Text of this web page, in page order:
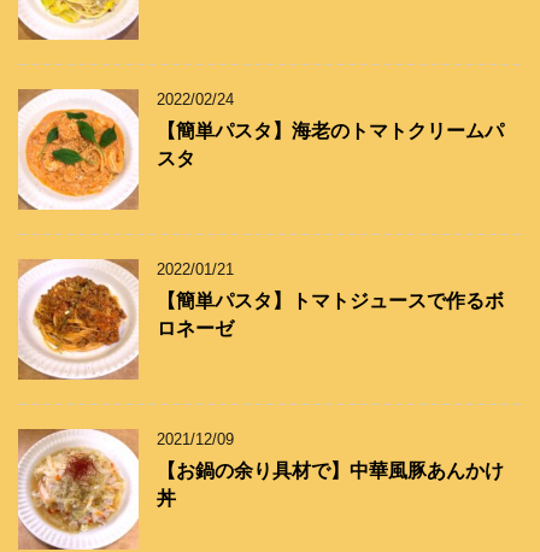
2022/02/24
【簡単パスタ】海老のトマトクリームパ
スタ
2022/01/21
【簡単パスタ】トマトジュースで作るボ
ロネーゼ
2021/12/09
【お鍋の余り具材で】中華風豚あんかけ
丼